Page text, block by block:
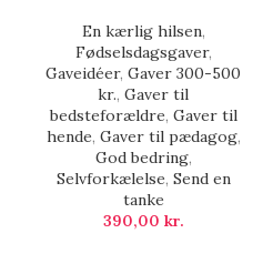
En kærlig hilsen,
Fødselsdagsgaver,
Gaveidéer, Gaver 300-500
kr., Gaver til
bedsteforældre, Gaver til
hende, Gaver til pædagog,
God bedring,
Selvforkælelse, Send en
tanke
390,00 kr.